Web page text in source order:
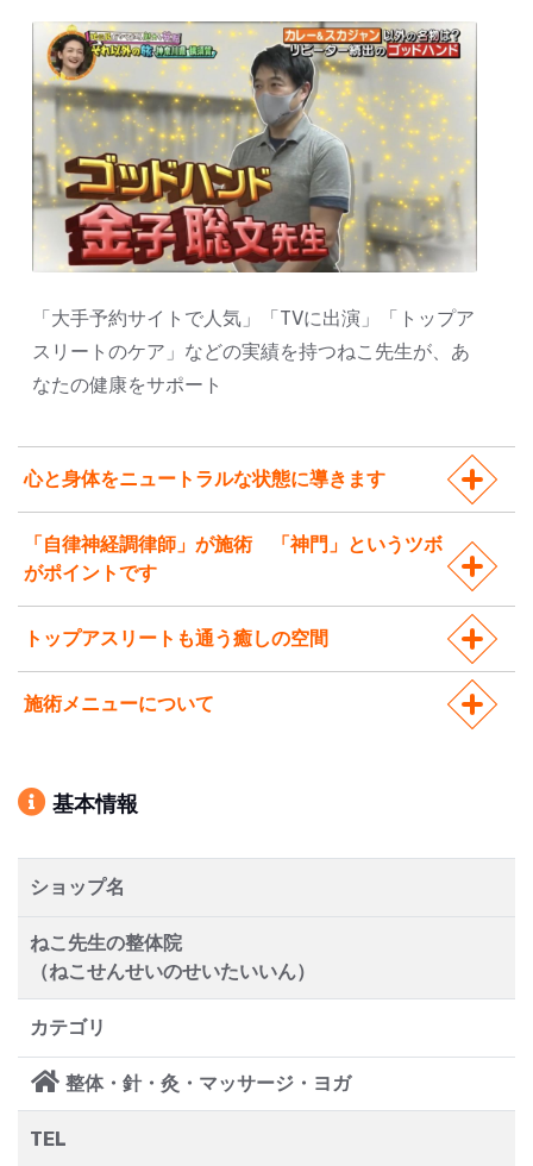
「大手予約サイトで人気」「TVに出演」「トップア
スリートのケア」などの実績を持つねこ先生が、あ
なたの健康をサポート
心と身体をニュートラルな状態に導きます
「自律神経調律師」が施術 「神門」というツボ
がポイントです
トップアスリートも通う癒しの空間
施術メニューについて
基本情報
ショップ名
ねこ先生の整体院
（ねこせんせいのせいたいいん）
カテゴリ
整体・針・灸・マッサージ・ヨガ
TEL